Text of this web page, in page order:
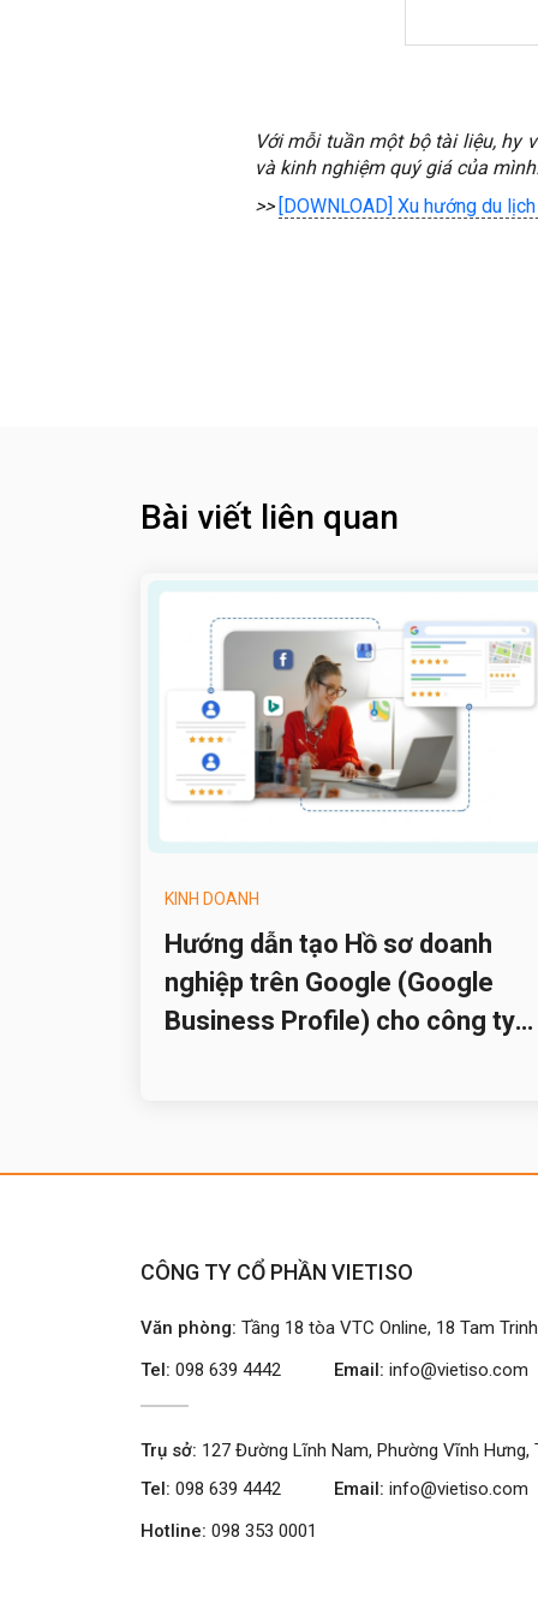
Với mỗi tuần một bộ tài liệu, hy
và kinh nghiệm quý giá của
>> [DOWNLOAD] Xu hướng du
Bài viết liên quan
KINH DOANH
Hướng dẫn tạo Hồ sơ doanh
nghiệp trên Google (Google
Business Profile) cho công ty
CÔNG TY CỔ PHẦN VIETISO
Văn phòng: Tầng 18 tòa VTC Online, 18 Tam
Tel: 098 639 4442 Email: info@vietiso.com
Trụ sở: 127 Đường Lĩnh Nam, Phường Vĩnh Hưng,
Tel: 098 639 4442 Email: info@vietiso.com
Hotline: 098 353 0001